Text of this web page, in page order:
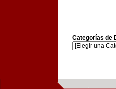
Categorías de